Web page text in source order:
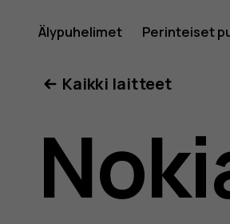
Nokia
X20
Älypuhelimet Perinteiset
Kaikki laitteet